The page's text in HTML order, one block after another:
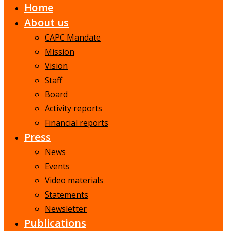
Home
About us
CAPC Mandate
Mission
Vision
Staff
Board
Activity reports
Financial reports
Press
News
Events
Video materials
Statements
Newsletter
Publications